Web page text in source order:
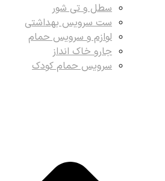
سطل و تی شور
ست سرویس بهداشتی
لوازم و سرویس حمام
جارو خاک انداز
سرویس حمام کودک